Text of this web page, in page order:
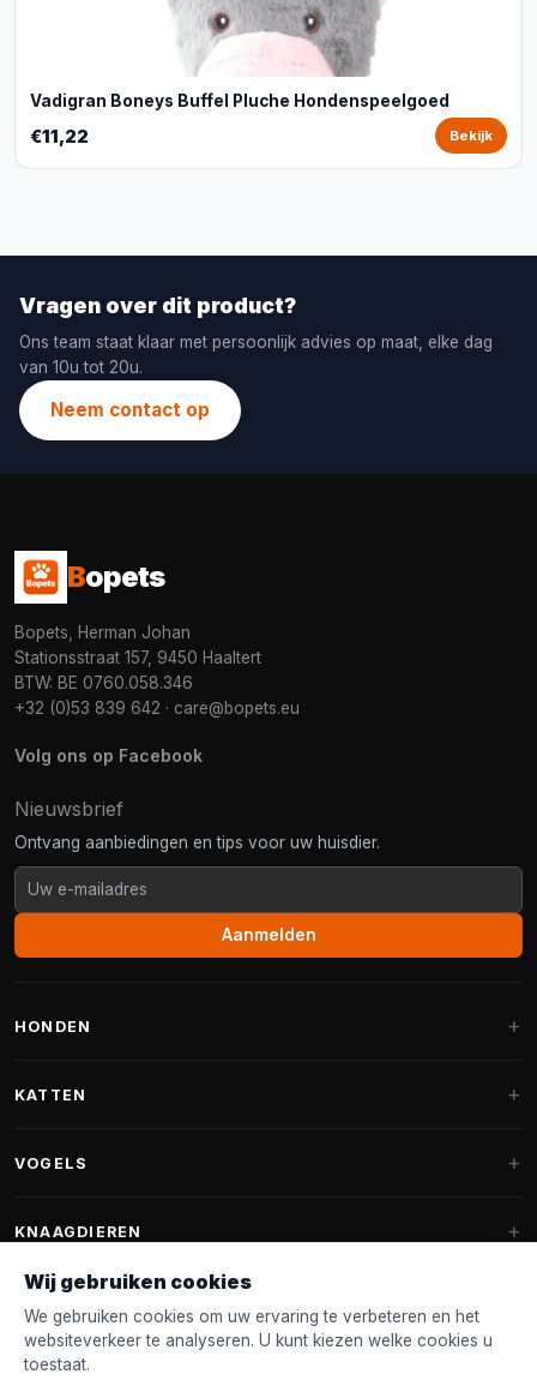
Vadigran Boneys Buffel Pluche Hondenspeelgoed
€11,22 Bekijk
Vragen over dit product?
Ons team staat klaar met persoonlijk advies op maat, elke dag
van 10u tot 20u.
Neem contact op
Bopets
Bopets, Herman Johan
Stationsstraat 157, 9450 Haaltert
BTW: BE 0760.058.346
+32 (0)53 839 642 · care@bopets.eu
Volg ons op Facebook
Nieuwsbrief
Ontvang aanbiedingen en tips voor uw huisdier.
Aanmelden
HONDEN
Fantail hondenmanden
Halsband & Lijn
KATTEN
Krabpalen voor Maine Coon
Krabpaal onderdelen
Krabtonnen
Kattenmanden
VOGELS
Voederhuisjes
Nestkastjes & Nesting
KNAAGDIEREN
Konijnenvoer
Knaagdierenvoer
Accessoires
FANTAIL
Wij gebruiken cookies
We gebruiken cookies om uw ervaring te verbeteren en het
websiteverkeer te analyseren. U kunt kiezen welke cookies u
toestaat.